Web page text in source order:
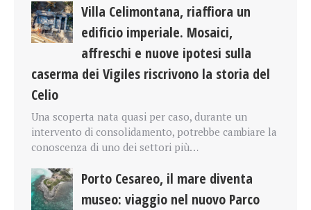
Villa Celimontana, riaffiora un
edificio imperiale. Mosaici,
affreschi e nuove ipotesi sulla
caserma dei Vigiles riscrivono la storia del
Celio
Una scoperta nata quasi per caso, durante un
intervento di consolidamento, potrebbe cambiare la
conoscenza di uno dei settori più…
Porto Cesareo, il mare diventa
museo: viaggio nel nuovo Parco